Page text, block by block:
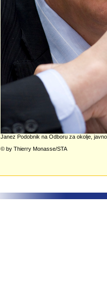
Janez Podobnik na Odboru za okolje,
© by Thierry Monasse/STA